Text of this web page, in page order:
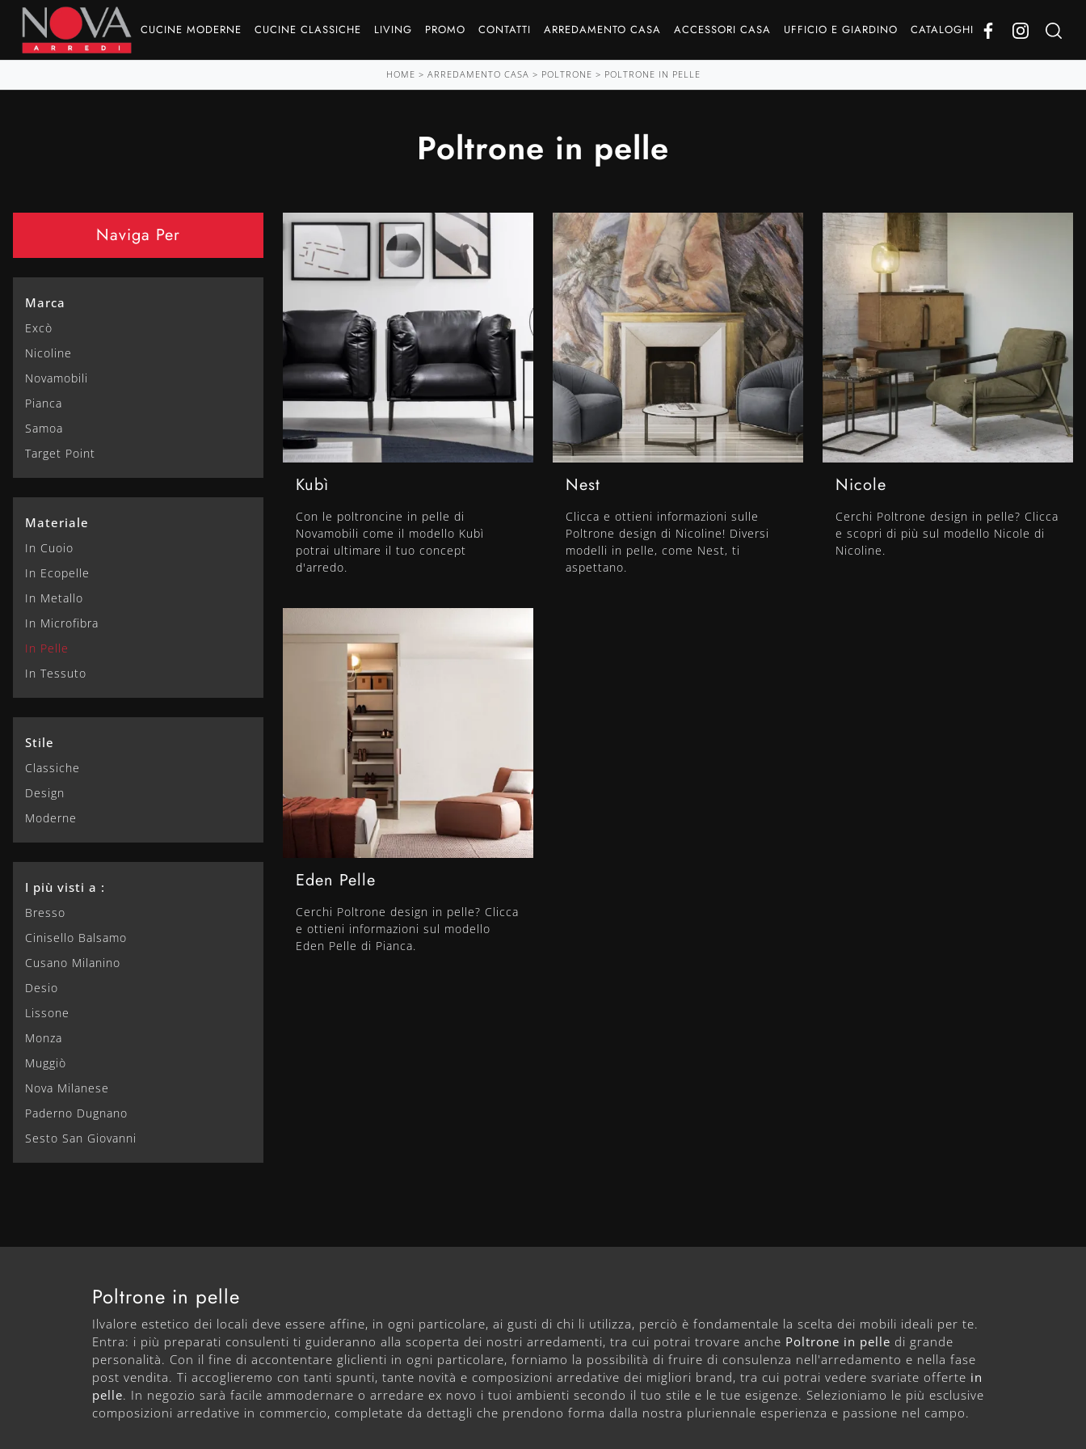
CUCINE MODERNE CUCINE CLASSICHE LIVING PROMO CONTATTI ARREDAMENTO CASA ACCESSORI CASA UFFICIO E GIARDINO CATALOGHI
HOME > ARREDAMENTO CASA > POLTRONE > POLTRONE IN PELLE
Poltrone in pelle
Naviga Per
Marca
Excò
Nicoline
Novamobili
Pianca
Samoa
Target Point
Materiale
In Cuoio
In Ecopelle
In Metallo
In Microfibra
In Pelle
In Tessuto
Stile
Classiche
Design
Moderne
I più visti a :
Bresso
Cinisello Balsamo
Cusano Milanino
Desio
Lissone
Monza
Muggiò
Nova Milanese
Paderno Dugnano
Sesto San Giovanni
Kubì
Con le poltroncine in pelle di
Novamobili come il modello Kubì
potrai ultimare il tuo concept
d'arredo.
Nest
Clicca e ottieni informazioni sulle
Poltrone design di Nicoline! Diversi
modelli in pelle, come Nest, ti
aspettano.
Nicole
Cerchi Poltrone design in pelle? Clicca
e scopri di più sul modello Nicole di
Nicoline.
Eden Pelle
Cerchi Poltrone design in pelle? Clicca
e ottieni informazioni sul modello
Eden Pelle di Pianca.
Poltrone in pelle
Ilvalore estetico dei locali deve essere affine, in ogni particolare, ai gusti di chi li utilizza, perciò è fondamentale la scelta dei mobili ideali per te.
Entra: i più preparati consulenti ti guideranno alla scoperta dei nostri arredamenti, tra cui potrai trovare anche Poltrone in pelle di grande
personalità. Con il fine di accontentare gliclienti in ogni particolare, forniamo la possibilità di fruire di consulenza nell'arredamento e nella fase
post vendita. Ti accoglieremo con tanti spunti, tante novità e composizioni arredative dei migliori brand, tra cui potrai vedere svariate offerte in
pelle. In negozio sarà facile ammodernare o arredare ex novo i tuoi ambienti secondo il tuo stile e le tue esigenze. Selezioniamo le più esclusive
composizioni arredative in commercio, completate da dettagli che prendono forma dalla nostra pluriennale esperienza e passione nel campo.